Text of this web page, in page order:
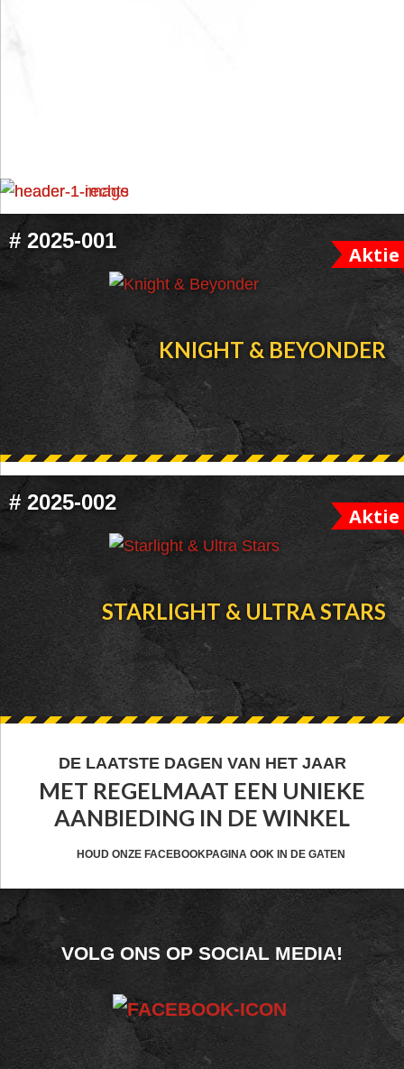
FOOTER
WIDGET
HEADER
# 2025-001
Aktie
KNIGHT & BEYONDER
# 2025-002
Aktie
STARLIGHT & ULTRA STARS
FOOTER
WIDGET
HEADER
DE LAATSTE DAGEN VAN HET JAAR
MET REGELMAAT EEN UNIEKE
AANBIEDING IN DE WINKEL
HOUD ONZE FACEBOOKPAGINA OOK IN DE GATEN
FOOTER
WIDGET
HEADER
SOCIAL
VOLG ONS OP SOCIAL MEDIA!